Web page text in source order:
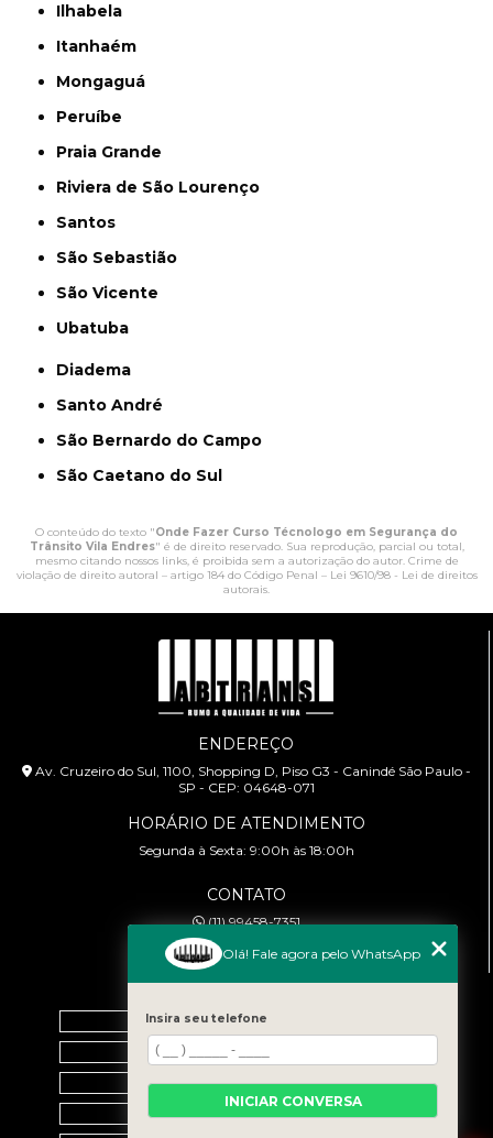
Ilhabela
Itanhaém
Mongaguá
Peruíbe
Praia Grande
Riviera de São Lourenço
Santos
São Sebastião
São Vicente
Ubatuba
Diadema
Santo André
São Bernardo do Campo
São Caetano do Sul
O conteúdo do texto "Onde Fazer Curso Técnologo em Segurança do
Trânsito Vila Endres" é de direito reservado. Sua reprodução, parcial ou total,
mesmo citando nossos links, é proibida sem a autorização do autor. Crime de
violação de direito autoral – artigo 184 do Código Penal – Lei 9610/98 - Lei de direitos
autorais.
ENDEREÇO
Av. Cruzeiro do Sul, 1100, Shopping D, Piso G3 - Canindé São Paulo -
SP - CEP: 04648-071
HORÁRIO DE ATENDIMENTO
Segunda à Sexta: 9:00h às 18:00h
CONTATO
(11) 99458-7351
cursoabtrans@gmail.com
Home
Empresa
Galeria
Contato
Olá! Fale agora pelo WhatsApp
Insira seu telefone
INICIAR CONVERSA